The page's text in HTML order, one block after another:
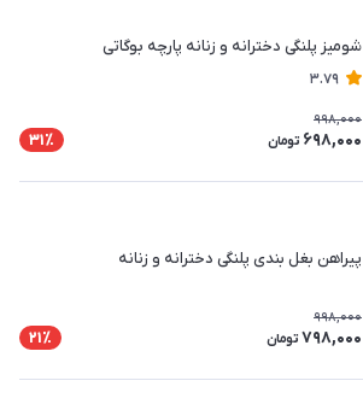
شومیز پلنگی دخترانه و زنانه پارچه بوگاتی
3.79
998,000
698,000 تومان 31٪
پیراهن بغل بندی پلنگی دخترانه و زنانه
998,000
798,000 تومان 21٪